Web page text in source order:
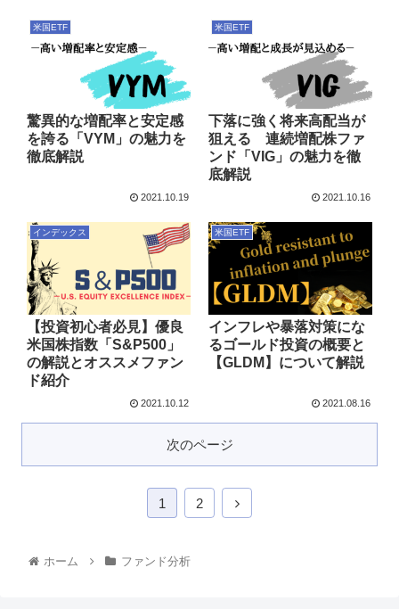
米国ETF
驚異的な増配率と安定感
を誇る「VYM」の魅力を
徹底解説
2021.10.19
米国ETF
下落に強く将来高配当が
狙える 連続増配株ファ
ンド「VIG」の魅力を徹
底解説
2021.10.16
インデックス
【投資初心者必見】優良
米国株指数「S&P500」
の解説とオススメファン
ド紹介
2021.10.12
米国ETF
インフレや暴落対策にな
るゴールド投資の概要と
【GLDM】について解説
2021.08.16
次のページ
1 2
ホーム ファンド分析